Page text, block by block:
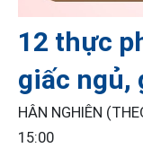
12 thực
giấc ngủ,
HÂN NGHIÊN
15:00